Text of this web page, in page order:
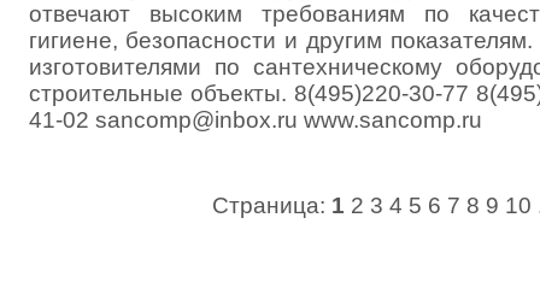
отвечают высоким требованиям по
гигиене, безопасности и другим
изготовителями по сантехническому
строительные объекты. 8(495)220-30-77
41-02 sancomp@inbox.ru www.sancomp.ru
Страница: 1 2 3 4 5 6 7 8 9 10